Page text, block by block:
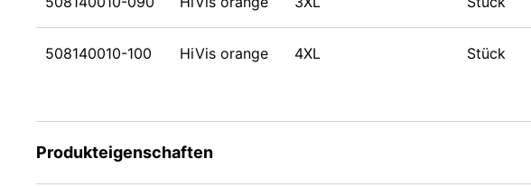
508140010-100 HiVis orange 4XL Stück
Produkteigenschaften